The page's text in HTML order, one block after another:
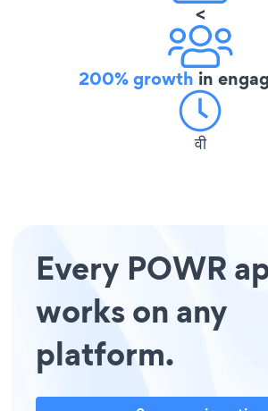
<
200% growth in
वी
Every POWR
works on any
platform.